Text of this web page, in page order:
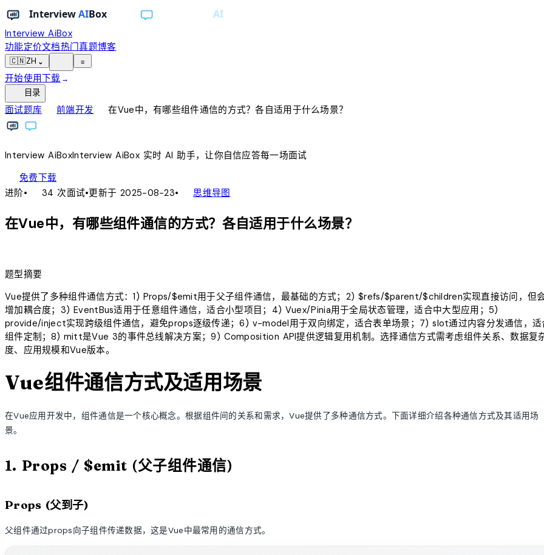
Interview AiBox
功能定价文档热门真题博客
🇨🇳ZH ⌄ ≡
开始使用下载 →
目录
面试题库chevron_right前端开发chevron_right在Vue中，有哪些组件通信的方式？各自适用于什么场景？
InterviewAiBoxInterviewAiBox实时 AI 助手，让你自信应答每一场面试
免费下载
进阶• 34 次面试•更新于 2025-08-23• account_tree思维导图
在Vue中，有哪些组件通信的方式？各自适用于什么场景？
题型摘要
Vue提供了多种组件通信方式：1) Props/$emit用于父子组件通信，最基础的方式；2) $refs/$parent/$children实现直接访问，但
增加耦合度；3) EventBus适用于任意组件通信，适合小型项目；4) Vuex/Pinia用于全局状态管理，适合中大型应用；5)
provide/inject实现跨级组件通信，避免props逐级传递；6) v-model用于双向绑定，适合表单场景；7) slot通过内容分发通信，适
组件定制；8) mitt是Vue 3的事件总线解决方案；9) Composition API提供逻辑复用机制。选择通信方式需考虑组件关系、数据复
度、应用规模和Vue版本。
Vue组件通信方式及适用场景
在Vue应用开发中，组件通信是一个核心概念。根据组件间的关系和需求，Vue提供了多种通信方式。下面详细介绍各种通信方式及其适用场
景。
1. Props / $emit (父子组件通信)
Props (父到子)
父组件通过props向子组件传递数据，这是Vue中最常用的通信方式。